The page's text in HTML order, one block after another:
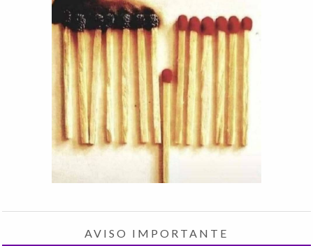
AVISO IMPORTANTE